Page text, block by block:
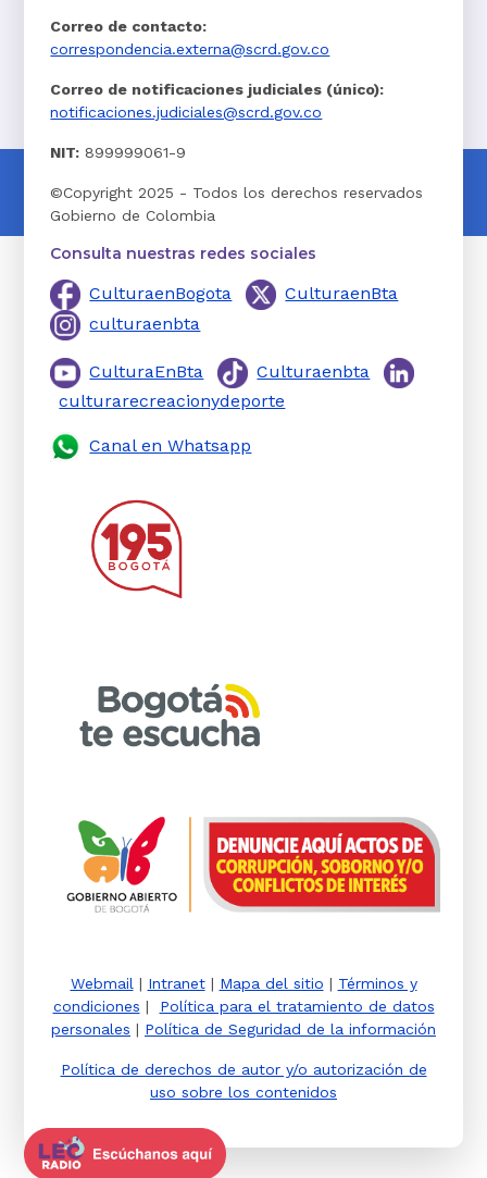
Correo de contacto:
correspondencia.externa@scrd.gov.co
Correo de notificaciones judiciales (único):
notificaciones.judiciales@scrd.gov.co
NIT: 899999061-9
©Copyright 2025 - Todos los derechos reservados
Gobierno de Colombia
Consulta nuestras redes sociales
CulturaenBogota
CulturaenBta
culturaenbta
CulturaEnBta
Culturaenbta
culturarecreacionydeporte
Canal en Whatsapp
Webmail | Intranet| Mapa del sitio | Términos y
condiciones | Política para el tratamiento de datos
personales | Política de Seguridad de la información
Política de derechos de autor y/o autorización de
uso sobre los contenidos